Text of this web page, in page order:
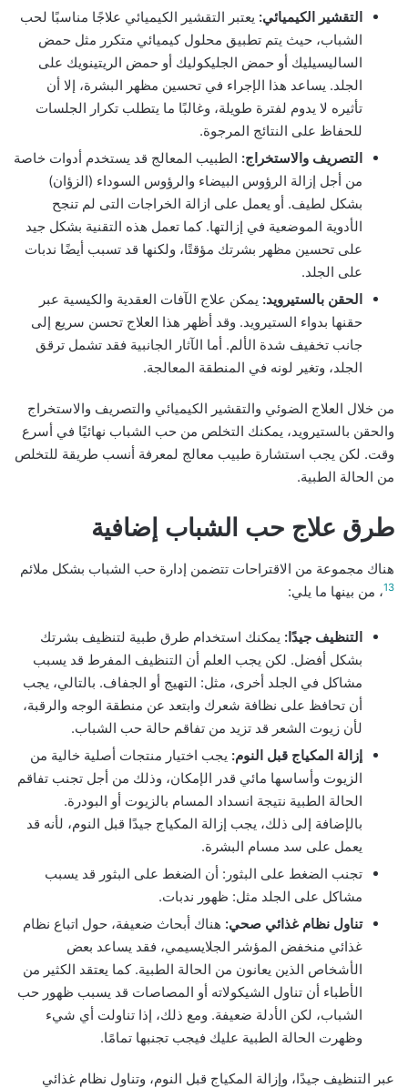
التقشير الكيميائي: يعتبر التقشير الكيميائي علاجًا مناسبًا لحب
الشباب، حيث يتم تطبيق محلول كيميائي متكرر مثل حمض
الساليسيليك أو حمض الجليكوليك أو حمض الريتينويك على
الجلد. يساعد هذا الإجراء في تحسين مظهر البشرة، إلا أن
تأثيره لا يدوم لفترة طويلة، وغالبًا ما يتطلب تكرار الجلسات
للحفاظ على النتائج المرجوة.
التصريف والاستخراج: الطبيب المعالج قد يستخدم أدوات خاصة
من أجل إزالة الرؤوس البيضاء والرؤوس السوداء (الزؤان)
بشكل لطيف. أو يعمل على ازالة الخراجات التى لم تنجح
الأدوية الموضعية في إزالتها. كما تعمل هذه التقنية بشكل جيد
على تحسين مظهر بشرتك مؤقتًا، ولكنها قد تسبب أيضًا ندبات
على الجلد.
الحقن بالستيرويد: يمكن علاج الآفات العقدية والكيسية عبر
حقنها بدواء الستيرويد. وقد أظهر هذا العلاج تحسن سريع إلى
جانب تخفيف شدة الألم. أما الآثار الجانبية فقد تشمل ترقق
الجلد، وتغير لونه في المنطقة المعالجة.
من خلال العلاج الضوئي والتقشير الكيميائي والتصريف والاستخراج
والحقن بالستيرويد، يمكنك التخلص من حب الشباب نهائيًا في أسرع
وقت. لكن يجب استشارة طبيب معالج لمعرفة أنسب طريقة للتخلص
من الحالة الطبية.
طرق علاج حب الشباب إضافية
هناك مجموعة من الاقتراحات تتضمن إدارة حب الشباب بشكل ملائم
13، من بينها ما يلي:
التنظيف جيدًا: يمكنك استخدام طرق طبية لتنظيف بشرتك
بشكل أفضل. لكن يجب العلم أن التنظيف المفرط قد يسبب
مشاكل في الجلد أخرى، مثل: التهيج أو الجفاف. بالتالي، يجب
أن تحافظ على نظافة شعرك وابتعد عن منطقة الوجه والرقبة،
لأن زيوت الشعر قد تزيد من تفاقم حالة حب الشباب.
إزالة المكياج قبل النوم: يجب اختيار منتجات أصلية خالية من
الزيوت وأساسها مائي قدر الإمكان، وذلك من أجل تجنب تفاقم
الحالة الطبية نتيجة انسداد المسام بالزيوت أو البودرة.
بالإضافة إلى ذلك، يجب إزالة المكياج جيدًا قبل النوم، لأنه قد
يعمل على سد مسام البشرة.
تجنب الضغط على البثور: أن الضغط على البثور قد يسبب
مشاكل على الجلد مثل: ظهور ندبات.
تناول نظام غذائي صحي: هناك أبحاث ضعيفة، حول اتباع نظام
غذائي منخفض المؤشر الجلايسيمي، فقد يساعد بعض
الأشخاص الذين يعانون من الحالة الطبية. كما يعتقد الكثير من
الأطباء أن تناول الشيكولاته أو المصاصات قد يسبب ظهور حب
الشباب، لكن الأدلة ضعيفة. ومع ذلك، إذا تناولت أي شيء
وظهرت الحالة الطبية عليك فيجب تجنبها تمامًا.
عبر التنظيف جيدًا، وإزالة المكياج قبل النوم، وتناول نظام غذائي